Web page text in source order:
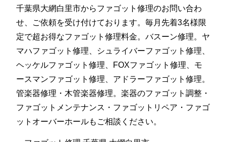
千葉県大網白里市からファゴット修理のお問い合わ
せ、ご依頼を受け付けております。毎月先着3名様限
定で超お得なファゴット修理料金。バスーン修理。ヤ
マハファゴット修理、シュライバーファゴット修理、
ヘッケルファゴット修理、FOXファゴット修理、モ
ースマンファゴット修理、アドラーファゴット修理。
管楽器修理・木管楽器修理。楽器のファゴット調整・
ファゴットメンテナンス・ファゴットリペア・ファゴ
ットオーバーホールもご相談ください。